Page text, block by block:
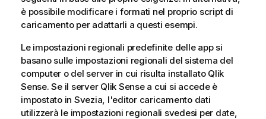
è possibile modificare i formati nel proprio script di
caricamento per adattarli a questi esempi.
Le impostazioni regionali predefinite delle app si
basano sulle impostazioni regionali del sistema del
computer o del server in cui risulta installato Qlik
Sense. Se il server Qlik Sensea cui si accede è
impostato in Svezia, l'editor caricamento dati
utilizzerà le impostazioni regionali svedesi per date,